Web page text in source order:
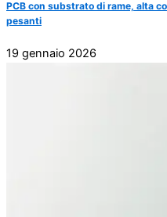
PCB con substrato di rame, alta
pesanti
19 gennaio 2026